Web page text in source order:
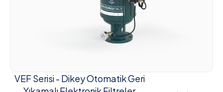
VEF Serisi - Dikey Otomatik Geri